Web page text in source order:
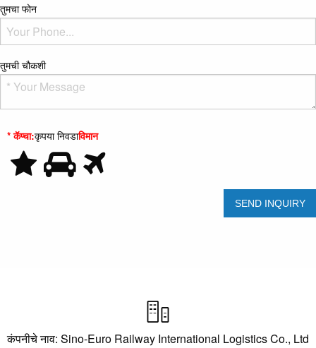
तुमचा फोन
तुमची चौकशी
* कॅप्चा:कृपया निवडाविमान

कंपनीचे नाव: Sino-Euro Railway International Logistics Co., Ltd